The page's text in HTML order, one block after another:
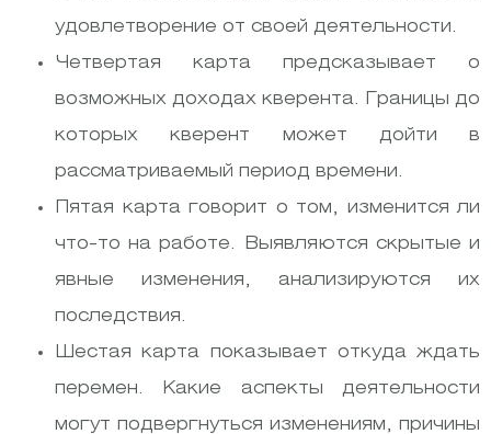
удовлетворение от своей деятельности.
Четвертая карта предсказывает о
возможных доходах кверента. Границы до
которых кверент может дойти в
рассматриваемый период времени.
Пятая карта говорит о том, изменится ли
что-то на работе. Выявляются скрытые и
явные изменения, анализируются их
последствия.
Шестая карта показывает откуда ждать
перемен. Какие аспекты деятельности
могут подвергнуться изменениям, причины